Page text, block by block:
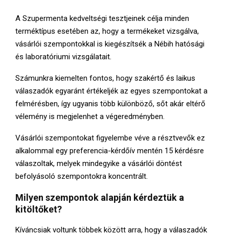
A Szupermenta kedveltségi tesztjeinek célja minden
terméktípus esetében az, hogy a termékeket vizsgálva,
vásárlói szempontokkal is kiegészítsék a Nébih hatósági
és laboratóriumi vizsgálatait.
Számunkra kiemelten fontos, hogy szakértő és laikus
válaszadók egyaránt értékeljék az egyes szempontokat a
felmérésben, így ugyanis több különböző, sőt akár eltérő
vélemény is megjelenhet a végeredményben.
Vásárlói szempontokat figyelembe véve a résztvevők ez
alkalommal egy preferencia-kérdőív mentén 15 kérdésre
válaszoltak, melyek mindegyike a vásárlói döntést
befolyásoló szempontokra koncentrált.
Milyen szempontok alapján kérdeztük a
kitöltőket?
Kíváncsiak voltunk többek között arra, hogy a válaszadók